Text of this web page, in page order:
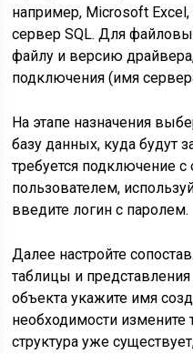
например, Microsoft
сервер SQL. Для
файлу и версию
подключения (имя
На этапе назначения
базу данных, куда будут
требуется подключение
пользователем,
введите логин с паролем.
Далее настройте
таблицы и
объекта укажите имя
необходимости
структура уже